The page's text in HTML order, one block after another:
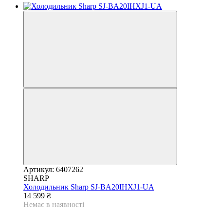
Артикул: 6407262
SHARP
Холодильник Sharp SJ-BA20IHXJ1-UA
14 599 ₴
Немає в наявності